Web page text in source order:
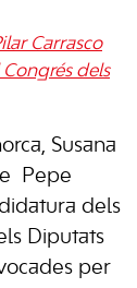
Carrasco
dels
Susana
Pepe
dels
Diputats
per